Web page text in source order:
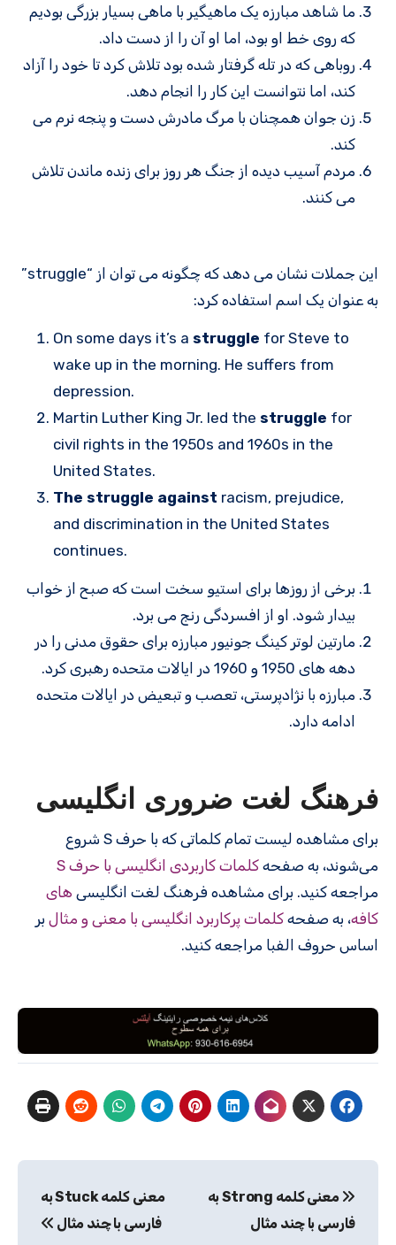
ما شاهد مبارزه یک ماهیگیر با ماهی بسیار بزرگی بودیم
که روی خط او بود، اما او آن را از دست داد.
روباهی که در تله گرفتار شده بود تلاش کرد تا خود را آزاد
کند، اما نتوانست این کار را انجام دهد.
زن جوان همچنان با مرگ مادرش دست و پنجه نرم می
کند.
مردم آسیب دیده از جنگ هر روز برای زنده ماندن تلاش
می کنند.
این جملات نشان می دهد که چگونه می توان از “struggle”
به عنوان یک اسم استفاده کرد:
On some days it’s a struggle for Steve to
wake up in the morning. He suffers from
depression.
Martin Luther King Jr. led the struggle for
civil rights in the 1950s and 1960s in the
United States.
The struggle against racism, prejudice,
and discrimination in the United States
continues.
برخی از روزها برای استیو سخت است که صبح از خواب
بیدار شود. او از افسردگی رنج می برد.
مارتین لوتر کینگ جونیور مبارزه برای حقوق مدنی را در
دهه های 1950 و 1960 در ایالات متحده رهبری کرد.
مبارزه با نژادپرستی، تعصب و تبعیض در ایالات متحده
ادامه دارد.
فرهنگ لغت ضروری انگلیسی
برای مشاهده لیست تمام کلماتی که با حرف S شروع
می‌شوند، به صفحه کلمات کاربردی انگلیسی با حرف S
مراجعه کنید. برای مشاهده فرهنگ لغت انگلیسی های
کافه، به صفحه کلمات پرکاربرد انگلیسی با معنی و مثال بر
اساس حروف الفبا مراجعه کنید.
نوشته
معنی کلمه Strong به
فارسی با چند مثال
معنی کلمه Stuck به
فارسی با چند مثال